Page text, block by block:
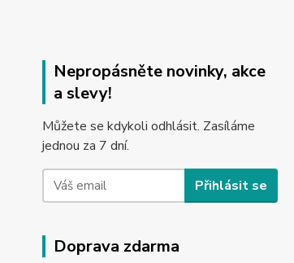
Nepropásněte novinky, akce
a slevy!
Můžete se kdykoli odhlásit. Zasíláme
jednou za 7 dní.
Přihlásit se
Doprava zdarma